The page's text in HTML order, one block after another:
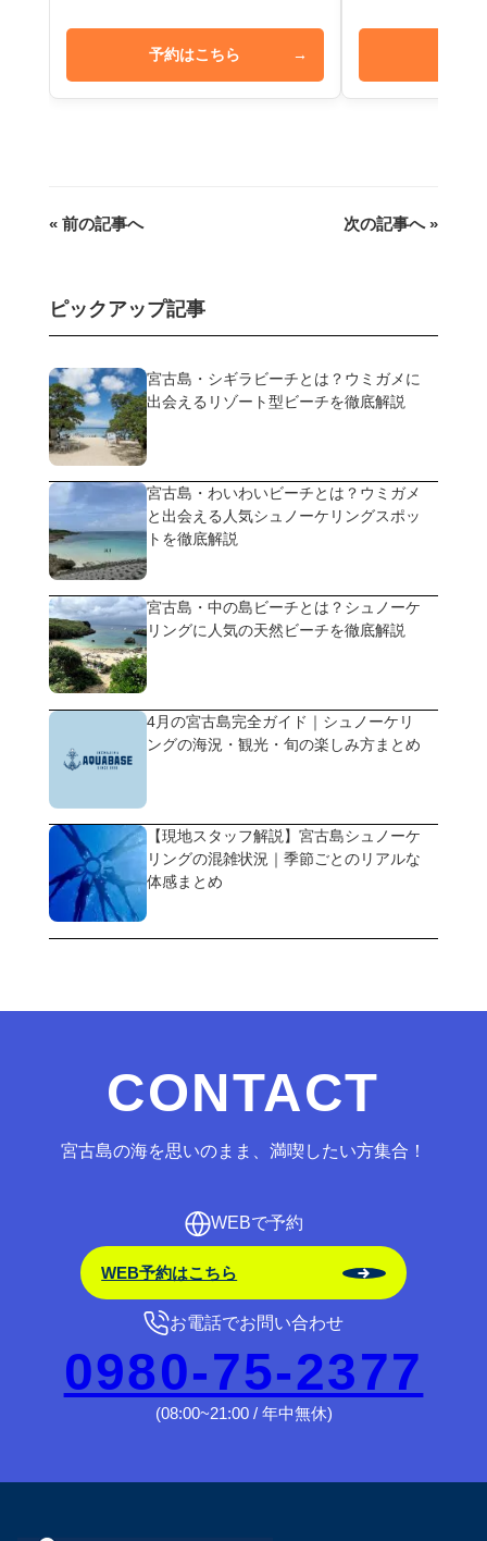
予約はこちら →
« 前の記事へ 次の記事へ »
ピックアップ記事
宮古島・シギラビーチとは？ウミガメに
出会えるリゾート型ビーチを徹底解説
宮古島・わいわいビーチとは？ウミガメ
と出会える人気シュノーケリングスポッ
トを徹底解説
宮古島・中の島ビーチとは？シュノーケ
リングに人気の天然ビーチを徹底解説
4月の宮古島完全ガイド｜シュノーケリ
ングの海況・観光・旬の楽しみ方まとめ
【現地スタッフ解説】宮古島シュノーケ
リングの混雑状況｜季節ごとのリアルな
体感まとめ
CONTACT
宮古島の海を思いのまま、満喫したい方集合！
WEBで予約
WEB予約はこちら
お電話でお問い合わせ
0980-75-2377
(08:00~21:00 / 年中無休)